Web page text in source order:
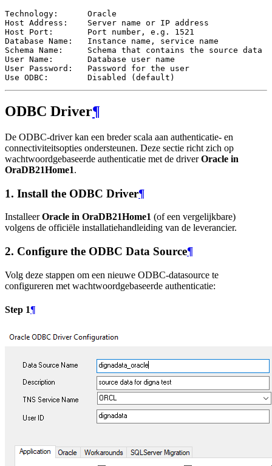
Technology:      Oracle
Host Address:    Server name or IP address
Host Port:       Port number, e.g. 1521
Database Name:   Instance name, service name
Schema Name:     Schema that contains the source data
User Name:       Database user name
User Password:   Password for the user
ODBC Driver¶
De ODBC-driver kan een breder scala aan authenticatie- en
connectiviteitsopties ondersteunen. Deze sectie richt zich op
wachtwoordgebaseerde authenticatie met de driverOracle in
OraDB21Home1.
1. Install the ODBC Driver¶
InstalleerOracle in OraDB21Home1 (of een vergelijkbare)
volgens de officiële installatiehandleiding van de leverancier.
2. Configure the ODBC Data Source¶
Volg deze stappen om een nieuwe ODBC-datasource te
configureren met wachtwoordgebaseerde authenticatie:
Step 1¶